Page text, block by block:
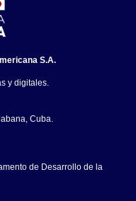
S.A.
y digitales.
Cuba.
de Desarrollo de la